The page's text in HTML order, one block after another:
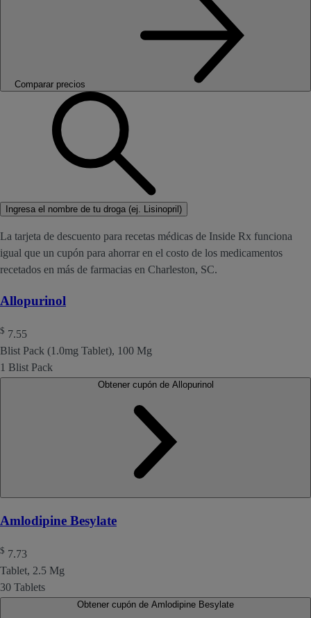
Comparar precios
Ingresa el nombre de tu droga (ej. Lisinopril)
La tarjeta de descuento para recetas médicas de Inside Rx funciona
igual que un cupón para ahorrar en el costo de los medicamentos
recetados en más de farmacias en Charleston, SC.
Allopurinol
$ 7.55
Blist Pack (1.0mg Tablet), 100 Mg
1 Blist Pack
Amlodipine Besylate
$ 7.73
Tablet, 2.5 Mg
30 Tablets